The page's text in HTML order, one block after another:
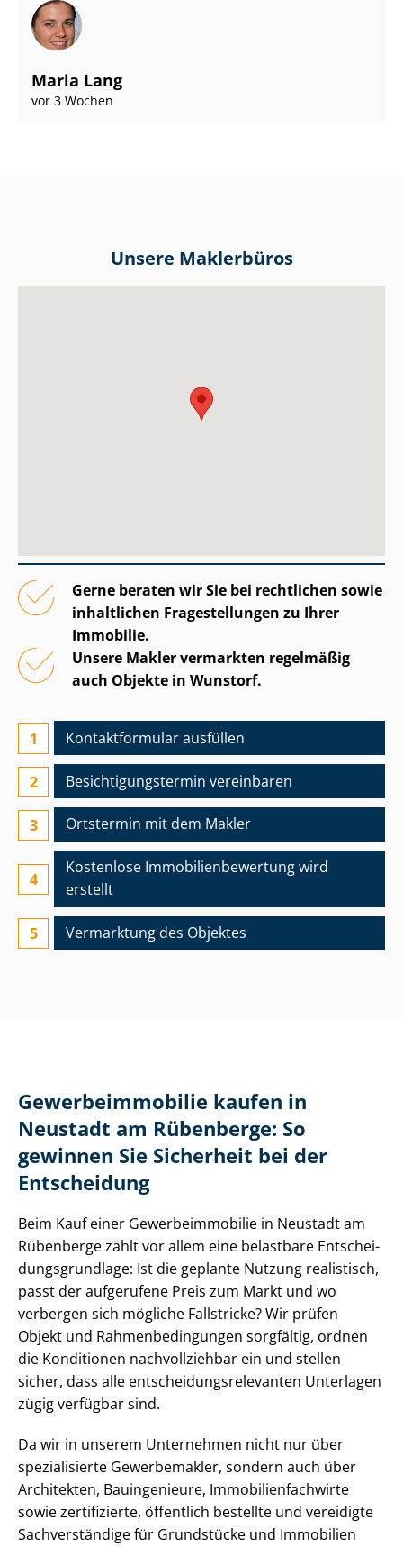
Maria Lang
vor 3 Wochen
Unsere Maklerbüros
Gerne beraten wir Sie bei rechtlichen sowie
inhaltlichen Fragestellungen zu Ihrer
Immobilie.
Unsere Makler vermarkten regelmäßig
auch Objekte in Wunstorf.
Kontaktformular ausfüllen
Besichtigungs­termin vereinbaren
Ortstermin mit dem Makler
Kostenlose Im­mo­bi­li­en­be­wer­tung wird
erstellt
Vermarktung des Objektes
Ge­wer­be­im­mo­bi­lie kaufen in
Neustadt am Rübenberge: So
gewinnen Sie Sicherheit bei der
Entscheidung
Beim Kauf einer Ge­wer­be­im­mo­bi­lie in Neustadt am
Rübenberge zählt vor allem eine belastbare Ent­schei­
dungs­grund­la­ge: Ist die geplante Nutzung realistisch,
passt der aufgerufene Preis zum Markt und wo
verbergen sich mögliche Fallstricke? Wir prüfen
Objekt und Rah­men­be­din­gun­gen sorgfältig, ordnen
die Konditionen nachvollziehbar ein und stellen
sicher, dass alle ent­schei­dungs­re­le­van­ten Unterlagen
zügig verfügbar sind.
Da wir in unserem Unternehmen nicht nur über
spezialisierte Gewerbemakler, sondern auch über
Architekten, Bauingenieure, Im­mo­bi­li­en­fach­wir­te
sowie zertifizierte, öffentlich bestellte und vereidigte
Sachverständige für Grundstücke und Immobilien